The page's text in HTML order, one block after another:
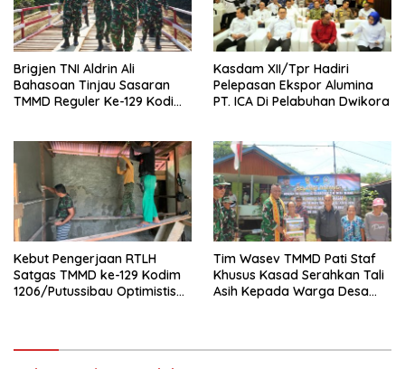
Brigjen TNI Aldrin Ali
Bahasoan Tinjau Sasaran
TMMD Reguler Ke-129 Kodim
Kasdam XII/Tpr Hadiri
Pelepasan Ekspor Alumina
PT. ICA Di Pelabuhan Dwikora
Kebut Pengerjaan RTLH
Satgas TMMD ke-129 Kodim
1206/Putussibau Optimistis
Tim Wasev TMMD Pati Staf
Khusus Kasad Serahkan Tali
Asih Kepada Warga Desa